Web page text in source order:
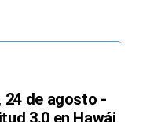
24 de agosto -